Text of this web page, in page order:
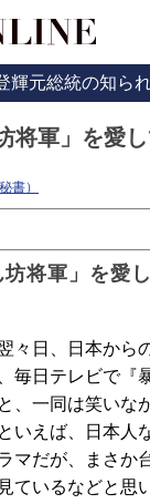
輝元総統の知ら
将軍」を愛
書）
将軍」を愛
々日、日本から
毎日テレビで『
、一同は笑いな
いえば、日本人
マだが、まさか
ているなどと思